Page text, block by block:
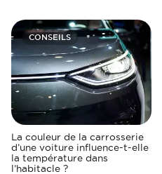
CONSEILS
La couleur de la carrosserie
d’une voiture influence-t-elle
la température dans
l’habitacle ?